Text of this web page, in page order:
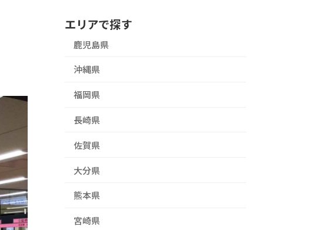
エリアで探す
鹿児島県
沖縄県
福岡県
長崎県
佐賀県
大分県
熊本県
宮崎県